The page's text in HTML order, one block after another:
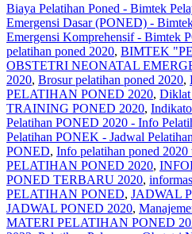
Biaya Pelatihan Poned - Bimtek
Emergensi Dasar (PONED) -
Emergensi Komprehensif - Bimtek
pelatihan poned 2020, BIMTEK
OBSTETRI NEONATAL
2020, Brosur pelatihan poned 2020,
PELATIHAN PONED 2020, Diklat
TRAINING PONED 2020,
Pelatihan PONED 2020 - Info
Pelatihan PONEK - Jadwal
PONED, Info pelatihan poned 2020
PELATIHAN PONED 2020,
PONED TERBARU 2020,
PELATIHAN PONED, JADWAL
JADWAL PONED 2020,
MATERI PELATIHAN PONED